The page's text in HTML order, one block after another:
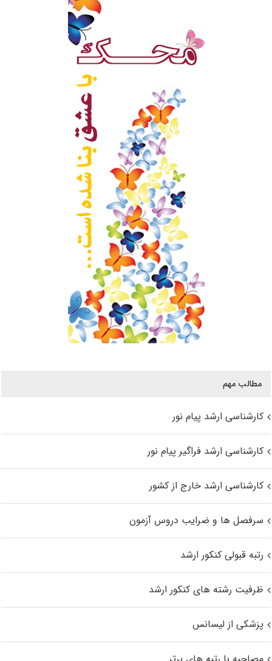
مطالب مهم
کارشناسی ارشد پیام نور
کارشناسی ارشد فراگیر پیام نور
کارشناسی ارشد خارج از کشور
سرفصل ها و ضرایب دروس آزمون
رتبه قبولی کنکور ارشد
ظرفیت رشته های کنکور ارشد
پزشکی از لیسانس